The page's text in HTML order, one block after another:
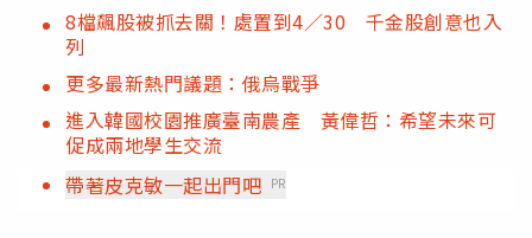
8檔飆股被抓去關！處置到4／30 千金股創意也入
列
更多最新熱門議題：俄烏戰爭
進入韓國校園推廣臺南農產 黃偉哲：希望未來可
促成兩地學生交流
帶著皮克敏一起出門吧 PR